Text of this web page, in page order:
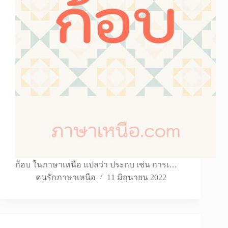
ก้อบ ในภาษาเหนือ แปลว่า ประกบ เช่น การเ…
คนรักภาษาเหนือ
11 มิถุนายน 2022